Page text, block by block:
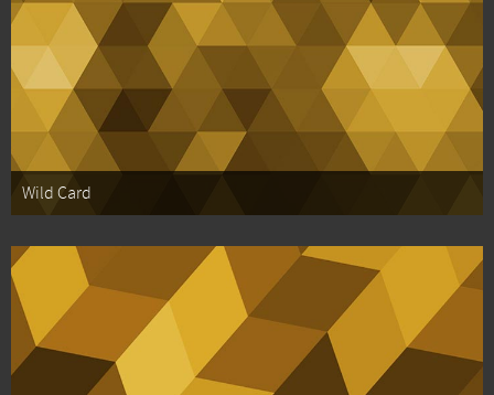
Wild Card